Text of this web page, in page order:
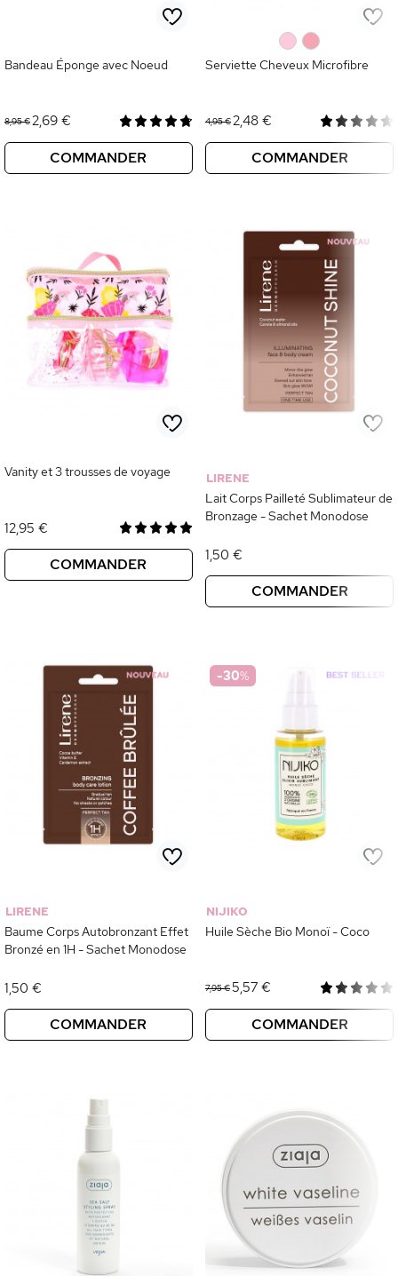
Bandeau Éponge avec Noeud
8,95 €2,69 €
COMMANDER
Serviette Cheveux Microfibre
4,95 €2,48 €
COMMANDER
Vanity et 3 trousses de voyage
12,95 €
COMMANDER
LIRENE
Lait Corps Pailleté Sublimateur de
Bronzage - Sachet Monodose
1,50 €
COMMANDER
LIRENE
Baume Corps Autobronzant Effet
Bronzé en 1H - Sachet Monodose
1,50 €
COMMANDER
-30%
NIJIKO
Huile Sèche Bio Monoï - Coco
7,95 €5,57 €
COMMANDER